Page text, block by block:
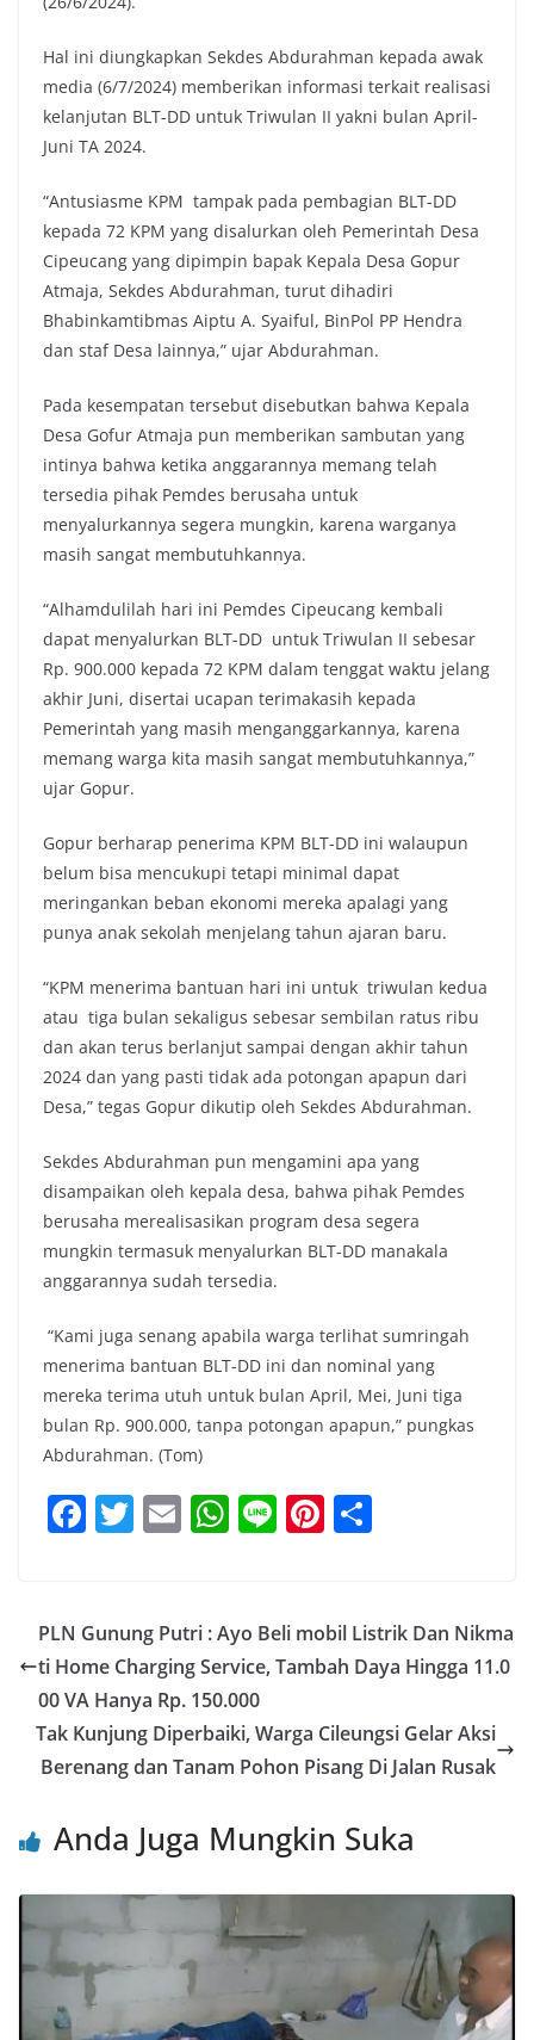
Hal ini diungkapkan Sekdes Abdurahman kepada awak
media (6/7/2024) memberikan informasi terkait realisasi
kelanjutan BLT-DD untuk Triwulan II yakni bulan April-
Juni TA 2024.
“Antusiasme KPM tampak pada pembagian BLT-DD
kepada 72 KPM yang disalurkan oleh Pemerintah Desa
Cipeucang yang dipimpin bapak Kepala Desa Gopur
Atmaja, Sekdes Abdurahman, turut dihadiri
Bhabinkamtibmas Aiptu A. Syaiful, BinPol PP Hendra
dan staf Desa lainnya,” ujar Abdurahman.
Pada kesempatan tersebut disebutkan bahwa Kepala
Desa Gofur Atmaja pun memberikan sambutan yang
intinya bahwa ketika anggarannya memang telah
tersedia pihak Pemdes berusaha untuk
menyalurkannya segera mungkin, karena warganya
masih sangat membutuhkannya.
“Alhamdulilah hari ini Pemdes Cipeucang kembali
dapat menyalurkan BLT-DD untuk Triwulan II sebesar
Rp. 900.000 kepada 72 KPM dalam tenggat waktu jelang
akhir Juni, disertai ucapan terimakasih kepada
Pemerintah yang masih menganggarkannya, karena
memang warga kita masih sangat membutuhkannya,”
ujar Gopur.
Gopur berharap penerima KPM BLT-DD ini walaupun
belum bisa mencukupi tetapi minimal dapat
meringankan beban ekonomi mereka apalagi yang
punya anak sekolah menjelang tahun ajaran baru.
“KPM menerima bantuan hari ini untuk triwulan kedua
atau tiga bulan sekaligus sebesar sembilan ratus ribu
dan akan terus berlanjut sampai dengan akhir tahun
2024 dan yang pasti tidak ada potongan apapun dari
Desa,” tegas Gopur dikutip oleh Sekdes Abdurahman.
Sekdes Abdurahman pun mengamini apa yang
disampaikan oleh kepala desa, bahwa pihak Pemdes
berusaha merealisasikan program desa segera
mungkin termasuk menyalurkan BLT-DD manakala
anggarannya sudah tersedia.
“Kami juga senang apabila warga terlihat sumringah
menerima bantuan BLT-DD ini dan nominal yang
mereka terima utuh untuk bulan April, Mei, Juni tiga
bulan Rp. 900.000, tanpa potongan apapun,” pungkas
Abdurahman. (Tom)
F
e
b
o
o
k
T
er
E
l
W
s
A
p
p
Li Pi
e
st
e
PLN Gunung Putri : Ayo Beli mobil Listrik Dan Nikma
ti Home Charging Service, Tambah Daya Hingga 11.0
00 VA Hanya Rp. 150.000
Tak Kunjung Diperbaiki, Warga Cileungsi Gelar Aksi
Berenang dan Tanam Pohon Pisang Di Jalan Rusak
Anda Juga Mungkin Suka